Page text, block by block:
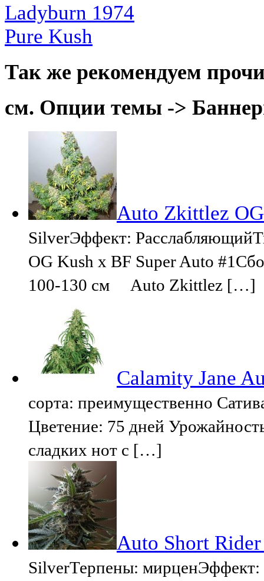
Ladyburn 1974
Pure Kush
Так же рекомендуем
см. Опции темы ->
Auto Zkittlez
SilverЭффект:
OG Kush x BF Super Auto
100-130 см Auto Zkittlez […]
Calamity Jane
сорта: преимущественно
Цветение: 75 дней
сладких нот с […]
Auto Short
SilverТерпены: